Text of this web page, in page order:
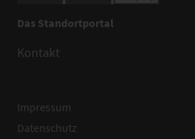
Das Standortportal
Kontakt
Impressum
Datenschutz